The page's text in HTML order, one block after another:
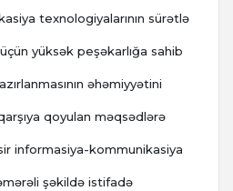
texnologiyalarının sürətlə
yüksək peşəkarlığa sahib
əhəmiyyətini
qoyulan məqsədlərə
informasiya-kommunikasiya
şəkildə istifadə